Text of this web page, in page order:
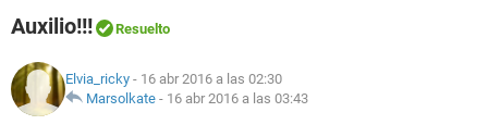
NUTRICIÓN
Auxilio!!! Resuelto
Elvia_ricky - 16 abr 2016 a las 02:30
Marsolkate - 16 abr 2016 a las 03:43